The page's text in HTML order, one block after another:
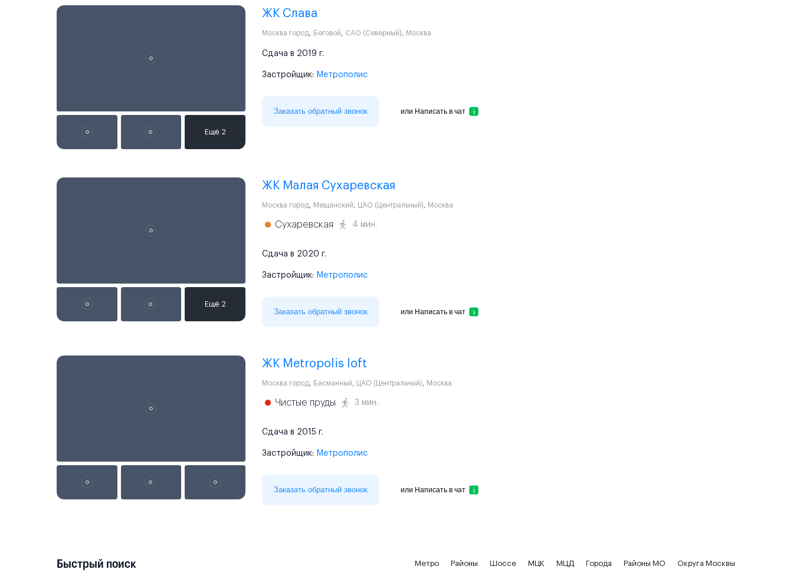
ЖК Слава
Москва город, Беговой, САО (Северный), Москва
Сдача в 2019 г.
Застройщик: Метрополис
Заказать обратный звонок или Написать в чат
ЖК Малая Сухаревская
Москва город, Мещанский, ЦАО (Центральный), Москва
Сухаревская 4 мин.
Сдача в 2020 г.
Застройщик: Метрополис
Заказать обратный звонок или Написать в чат
ЖК Metropolis loft
Москва город, Басманный, ЦАО (Центральный), Москва
Чистые пруды 3 мин.
Сдача в 2015 г.
Застройщик: Метрополис
Заказать обратный звонок или Написать в чат
Быстрый поиск Метро Районы Шоссе МЦК МЦД Города Районы МО Округа Москвы